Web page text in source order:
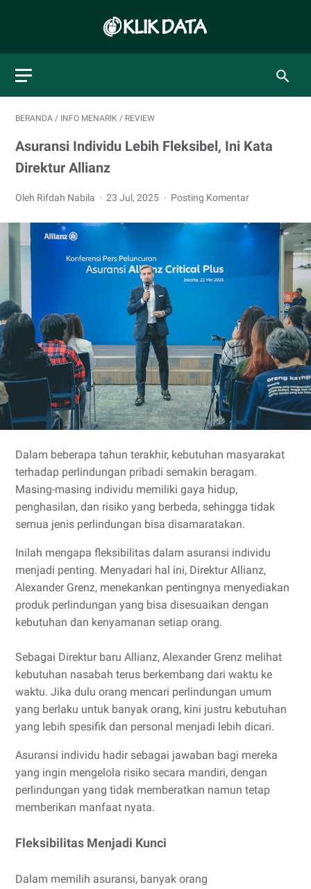
BERANDA / INFO MENARIK / REVIEW
Asuransi Individu Lebih Fleksibel, Ini Kata
Direktur Allianz
Oleh Rifdah Nabila 23 Jul, 2025 Posting Komentar
Dalam beberapa tahun terakhir, kebutuhan masyarakat
terhadap perlindungan pribadi semakin beragam.
Masing-masing individu memiliki gaya hidup,
penghasilan, dan risiko yang berbeda, sehingga tidak
semua jenis perlindungan bisa disamaratakan.
Inilah mengapa fleksibilitas dalam asuransi individu
menjadi penting. Menyadari hal ini, Direktur Allianz,
Alexander Grenz, menekankan pentingnya menyediakan
produk perlindungan yang bisa disesuaikan dengan
kebutuhan dan kenyamanan setiap orang.
Sebagai Direktur baru Allianz, Alexander Grenz melihat
kebutuhan nasabah terus berkembang dari waktu ke
waktu. Jika dulu orang mencari perlindungan umum
yang berlaku untuk banyak orang, kini justru kebutuhan
yang lebih spesifik dan personal menjadi lebih dicari.
Asuransi individu hadir sebagai jawaban bagi mereka
yang ingin mengelola risiko secara mandiri, dengan
perlindungan yang tidak memberatkan namun tetap
memberikan manfaat nyata.
Fleksibilitas Menjadi Kunci
Dalam memilih asuransi, banyak orang